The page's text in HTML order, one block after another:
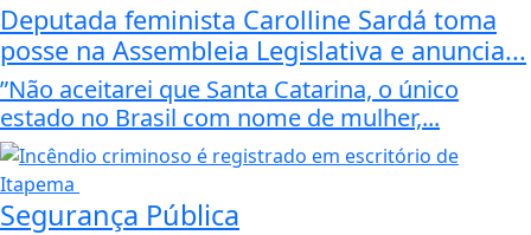
Deputada feminista Carolline Sardá toma
posse na Assembleia Legislativa e anuncia...
”Não aceitarei que Santa Catarina, o único
estado no Brasil com nome de mulher,...
Segurança Pública